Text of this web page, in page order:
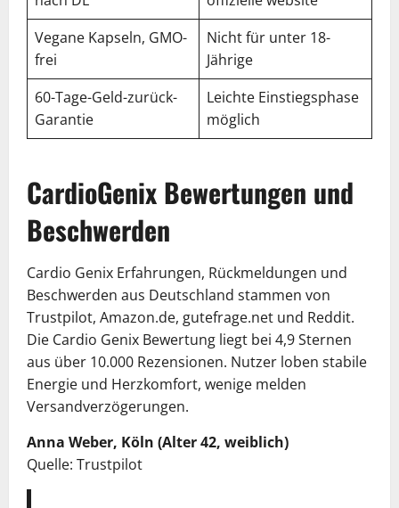
Vegane Kapseln, GMO-
frei
Nicht für unter 18-
Jährige
60-Tage-Geld-zurück-
Garantie
Leichte Einstiegsphase
möglich
CardioGenix Bewertungen und
Beschwerden
Cardio Genix Erfahrungen, Rückmeldungen und
Beschwerden aus Deutschland stammen von
Trustpilot, Amazon.de, gutefrage.net und Reddit.
Die Cardio Genix Bewertung liegt bei 4,9 Sternen
aus über 10.000 Rezensionen. Nutzer loben stabile
Energie und Herzkomfort, wenige melden
Versandverzögerungen.
Anna Weber, Köln (Alter 42, weiblich)
Quelle: Trustpilot